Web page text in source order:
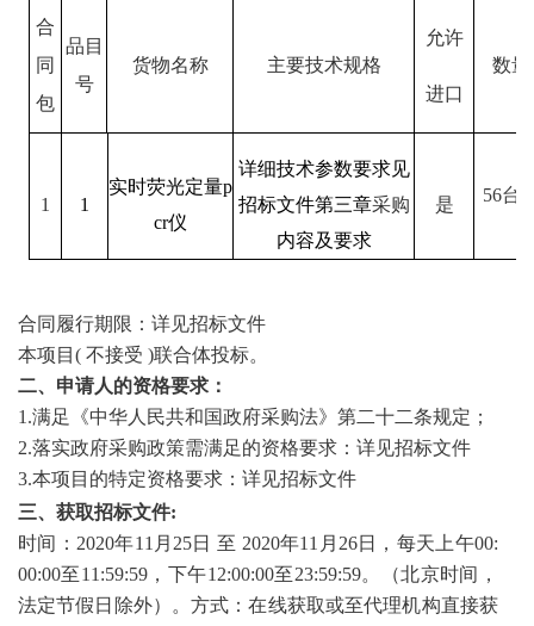
合
同
包
品目
号
货物名称 主要技术规格
允许
进口
数量
1 1
实时荧光定量p
cr仪
详细技术参数要求见
招标文件第三章采购
内容及要求
是 56台
合同履行期限：详见招标文件
本项目 ( 不接受 )联合体投标。
二、申请人的资格要求：
1.满足《中华人民共和国政府采购法》第二十二条规定；
2.落实政府采购政策需满足的资格要求：详见招标文件
3.本项目的特定资格要求：详见招标文件
三、获取招标文件:
时间： 2020年11 月 25日 至 2020年11 月 26日，每天上午00:
00:00至11:59:59，下午12:00:00至23:59:59。（北京时间，
法定节假日除外）
。方式：在线获取或至代理机构直接获